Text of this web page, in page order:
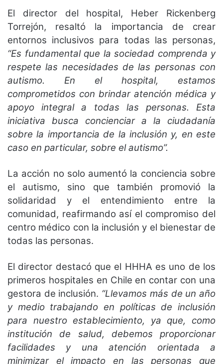
El director del hospital, Heber Rickenberg
Torrejón, resaltó la importancia de crear
entornos inclusivos para todas las personas,
“Es fundamental que la sociedad comprenda y
respete las necesidades de las personas con
autismo. En el hospital, estamos
comprometidos con brindar atención médica y
apoyo integral a todas las personas. Esta
iniciativa busca concienciar a la ciudadanía
sobre la importancia de la inclusión y, en este
caso en particular, sobre el autismo”.
La acción no solo aumentó la conciencia sobre
el autismo, sino que también promovió la
solidaridad y el entendimiento entre la
comunidad, reafirmando así el compromiso del
centro médico con la inclusión y el bienestar de
todas las personas.
El director destacó que el HHHA es uno de los
primeros hospitales en Chile en contar con una
gestora de inclusión. “Llevamos más de un año
y medio trabajando en políticas de inclusión
para nuestro establecimiento, ya que, como
institución de salud, debemos proporcionar
facilidades y una atención orientada a
minimizar el impacto en las personas que